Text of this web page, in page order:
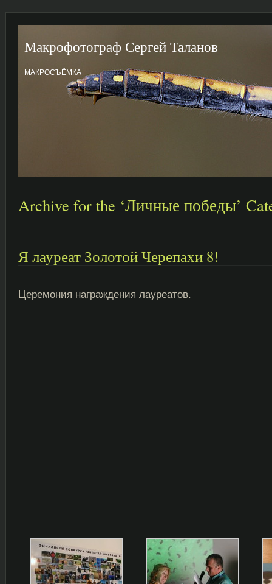
Макрофотограф Сергей Таланов
МАКРОСЪЁМКА
Archive for the ‘Личные победы’
Я лауреат Золотой Черепахи 8!
Церемония награждения лауреатов.